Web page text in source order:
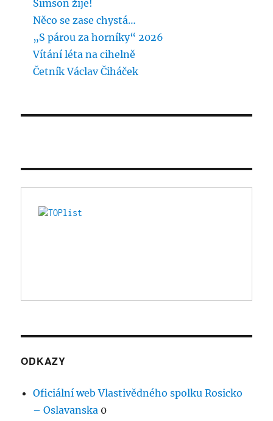
Simson žije!
Něco se zase chystá…
„S párou za horníky“ 2026
Vítání léta na cihelně
Četník Václav Čiháček
ODKAZY
Oficiální web Vlastivědného spolku Rosicko
– Oslavanska 0